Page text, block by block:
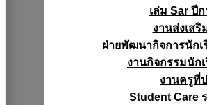
เล่ม Sar ปี
งานส่งเสริ
ฝ่ายพัฒนากิจการนัก
งานกิจกรรมนัก
งานครูที่
Student Care